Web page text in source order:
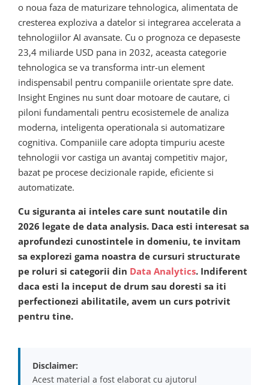
o noua faza de maturizare tehnologica, alimentata de
cresterea exploziva a datelor si integrarea accelerata a
tehnologiilor AI avansate. Cu o prognoza ce depaseste
23,4 miliarde USD pana in 2032, aceasta categorie
tehnologica se va transforma intr-un element
indispensabil pentru companiile orientate spre date.
Insight Engines nu sunt doar motoare de cautare, ci
piloni fundamentali pentru ecosistemele de analiza
moderna, inteligenta operationala si automatizare
cognitiva. Companiile care adopta timpuriu aceste
tehnologii vor castiga un avantaj competitiv major,
bazat pe procese decizionale rapide, eficiente si
automatizate.
Cu siguranta ai inteles care sunt noutatile din
2026 legate de data analysis. Daca esti interesat sa
aprofundezi cunostintele in domeniu, te invitam
sa explorezi gama noastra de cursuri structurate
pe roluri si categorii din Data Analytics. Indiferent
daca esti la inceput de drum sau doresti sa iti
perfectionezi abilitatile, avem un curs potrivit
pentru tine.
Disclaimer:
Acest material a fost elaborat cu ajutorul